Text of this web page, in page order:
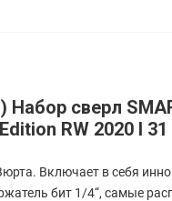
) Набор сверл
RW 2020 I
Включает в себя
бит 1/4“, самые